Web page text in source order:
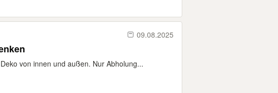
09.08.2025
von innen und außen. Nur Abholung...